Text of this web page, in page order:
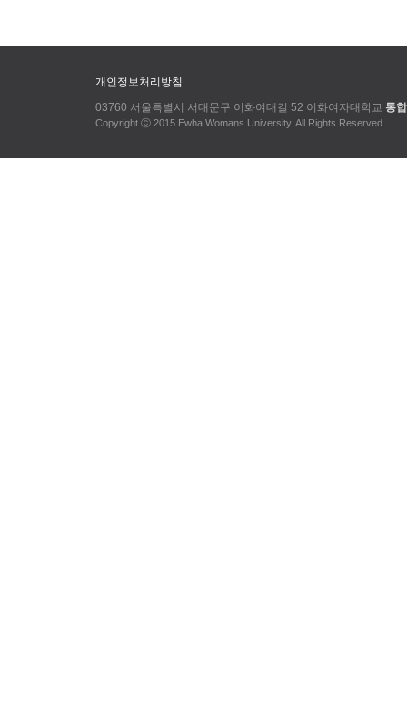
개인정보처리방침
03760 서울특별시 서대문구 이화여대길 52 이화여자대학교 통
Copyright ⓒ 2015 Ewha Womans University. All Rights Reserved.